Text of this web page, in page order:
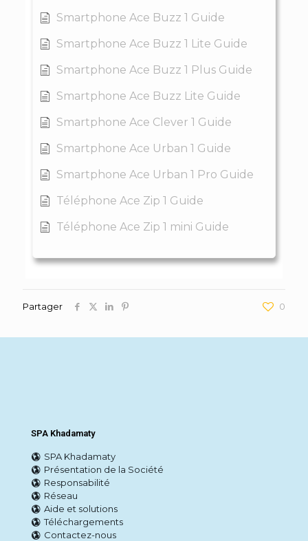
Smartphone Ace Buzz 1 Guide
Smartphone Ace Buzz 1 Lite Guide
Smartphone Ace Buzz 1 Plus Guide
Smartphone Ace Buzz Lite Guide
Smartphone Ace Clever 1 Guide
Smartphone Ace Urban 1 Guide
Smartphone Ace Urban 1 Pro Guide
Téléphone Ace Zip 1 Guide
Téléphone Ace Zip 1 mini Guide
Partager 0
SPA Khadamaty
SPA Khadamaty
Présentation de la Société
Responsabilité
Réseau
Aide et solutions
Téléchargements
Contactez-nous